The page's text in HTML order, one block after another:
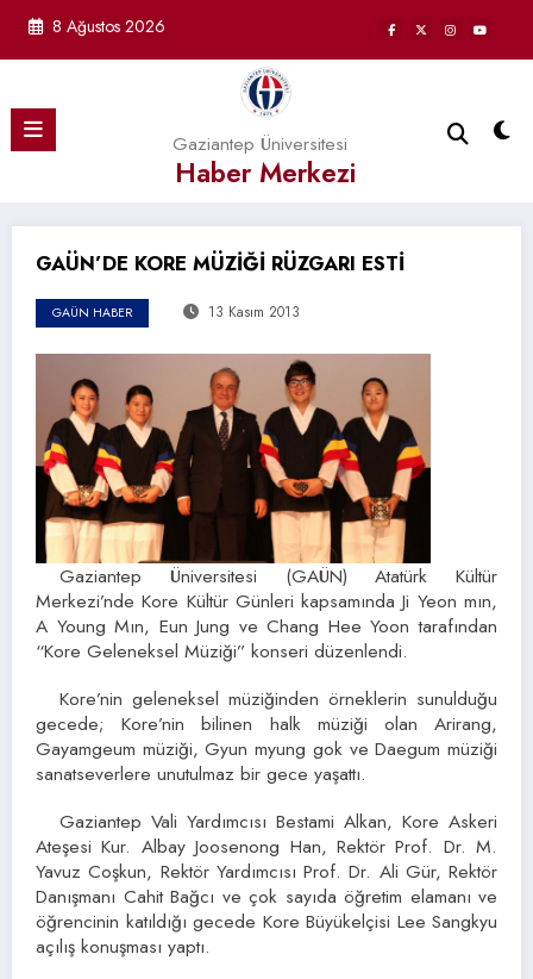
8 Ağustos 2026
Gaziantep Üniversitesi
Haber Merkezi
GAÜN’DE KORE MÜZİĞİ RÜZGARI ESTİ
GAÜN HABER 13 Kasım 2013
Gaziantep Üniversitesi (GAÜN) Atatürk Kültür
Merkezi’nde Kore Kültür Günleri kapsamında Ji Yeon mın,
A Young Mın, Eun Jung ve Chang Hee Yoon tarafından
“Kore Geleneksel Müziği” konseri düzenlendi.
Kore’nin geleneksel müziğinden örneklerin sunulduğu
gecede; Kore’nin bilinen halk müziği olan Arirang,
Gayamgeum müziği, Gyun myung gok ve Daegum müziği
sanatseverlere unutulmaz bir gece yaşattı.
Gaziantep Vali Yardımcısı Bestami Alkan, Kore Askeri
Ateşesi Kur. Albay Joosenong Han, Rektör Prof. Dr. M.
Yavuz Coşkun, Rektör Yardımcısı Prof. Dr. Ali Gür, Rektör
Danışmanı Cahit Bağcı ve çok sayıda öğretim elamanı ve
öğrencinin katıldığı gecede Kore Büyükelçisi Lee Sangkyu
açılış konuşması yaptı.